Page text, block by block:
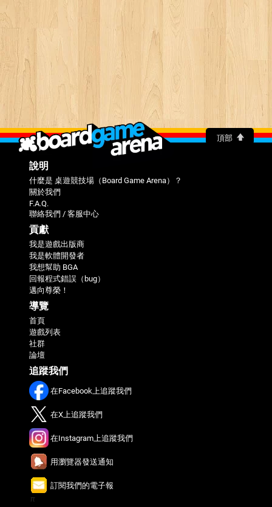
頂部
說明
什麼是 桌遊競技場（Board Game Arena）？
關於我們
F.A.Q.
聯絡我們 / 客服中心
貢獻
我是遊戲出版商
我是軟體開發者
我想幫助 BGA
回報程式錯誤（bug）
邁向尊榮！
導覽
首頁
遊戲列表
社群
論壇
追蹤我們
在Facebook上追蹤我們
在X上追蹤我們
在Instagram上追蹤我們
用瀏覽器發送通知
訂閱我們的電子報
π